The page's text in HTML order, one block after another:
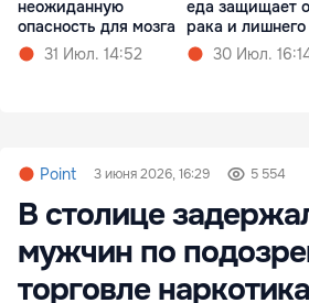
неожиданную
опасность для мозга
31 Июл. 14:52
еда защищает
рака и лишнего
30 Июл.
Point 3 июня 2026, 16:29 5 554
В столице
мужчин по
торговле